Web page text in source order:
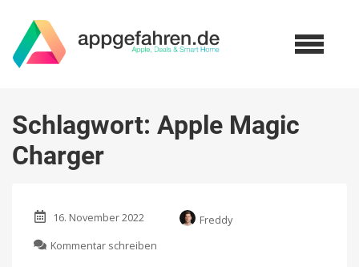
Schlagwort: Apple Magic
Charger
16. November 2022
Freddy
Kommentar schreiben